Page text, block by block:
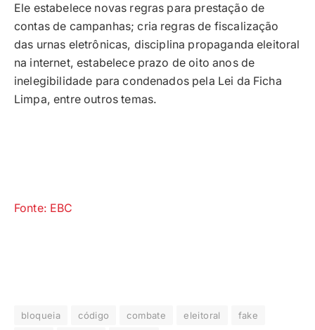
Ele estabelece novas regras para prestação de
contas de campanhas; cria regras de fiscalização
das urnas eletrônicas, disciplina propaganda eleitoral
na internet, estabelece prazo de oito anos de
inelegibilidade para condenados pela Lei da Ficha
Limpa, entre outros temas.
Fonte: EBC
bloqueia código combate eleitoral
fake